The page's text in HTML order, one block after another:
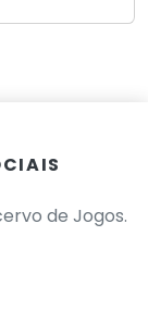
de Jogos.